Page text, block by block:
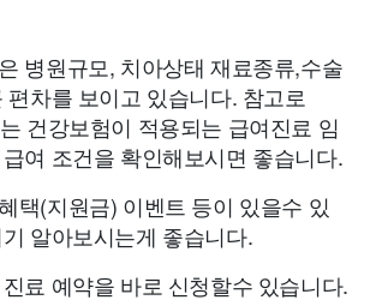
병원규모, 치아상태 재료종류,수술
편차를 보이고 있습니다. 참고로
건강보험이 적용되는 급여진료 임
여 조건을 확인해보시면 좋습니다.
택(지원금) 이벤트 등이 있을수 있
알아보시는게 좋습니다.
료 예약을 바로 신청할수 있습니다.